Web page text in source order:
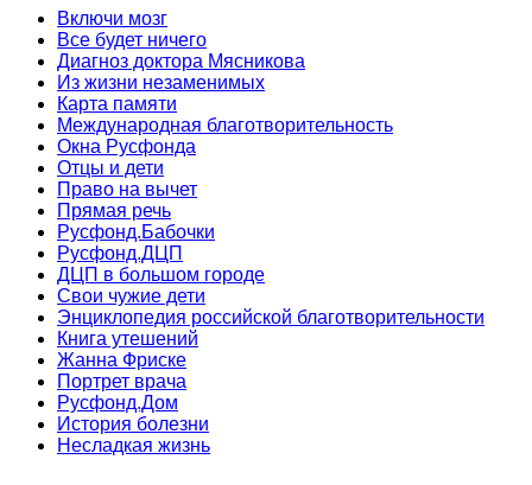
Включи мозг
Все будет ничего
Диагноз доктора Мясникова
Из жизни незаменимых
Карта памяти
Международная благотворительность
Окна Русфонда
Отцы и дети
Право на вычет
Прямая речь
Русфонд.Бабочки
Русфонд.ДЦП
ДЦП в большом городе
Свои чужие дети
Энциклопедия российской благотворительности
Книга утешений
Жанна Фриске
Портрет врача
Русфонд.Дом
История болезни
Несладкая жизнь